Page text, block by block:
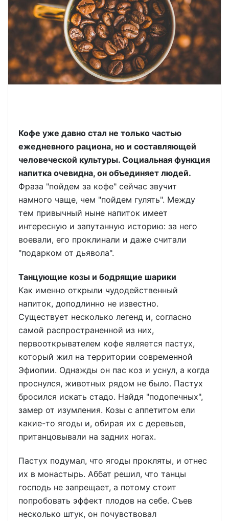
Кофе уже давно стал не только частью
ежедневного рациона, но и составляющей
человеческой культуры. Социальная функция
напитка очевидна, он объединяет людей.
Фраза "пойдем за кофе" сейчас звучит
намного чаще, чем "пойдем гулять". Между
тем привычный ныне напиток имеет
интересную и запутанную историю: за него
воевали, его проклинали и даже считали
"подарком от дьявола".
Танцующие козы и бодрящие шарики
Как именно открыли чудодейственный
напиток, доподлинно не известно.
Существует несколько легенд и, согласно
самой распространенной из них,
первооткрывателем кофе является пастух,
который жил на территории современной
Эфиопии. Однажды он пас коз и уснул, а когда
проснулся, животных рядом не было. Пастух
бросился искать стадо. Найдя "подопечных",
замер от изумления. Козы с аппетитом ели
какие-то ягоды и, обирая их с деревьев,
пританцовывали на задних ногах.
Пастух подумал, что ягоды прокляты, и отнес
их в монастырь. Аббат решил, что танцы
господь не запрещает, а потому стоит
попробовать эффект плодов на себе. Съев
несколько штук, он почувствовал